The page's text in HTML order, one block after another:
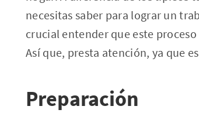
necesitas saber para lograr un
crucial entender que este
Así que, presta atención, ya que
Preparación